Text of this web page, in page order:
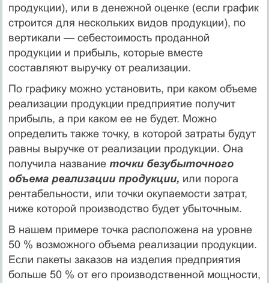
продукции), или в денежной оценке (если график
строится для нескольких видов продукции), по
вертикали — себестоимость проданной
продукции и прибыль, которые вместе
составляют выручку от реализации.
По графику можно установить, при каком объеме
реализации продукции предприятие получит
прибыль, а при каком ее не будет. Можно
определить также точку, в которой затраты будут
равны выручке от реализации продукции. Она
получила название точки безубыточного
объема реализации продукции, или порога
рентабельности, или точки окупаемости затрат,
ниже которой производство будет убыточным.
В нашем примере точка расположена на уровне
50 % возможного объема реализации продукции.
Если пакеты заказов на изделия предприятия
больше 50 % от его производственной мощности,